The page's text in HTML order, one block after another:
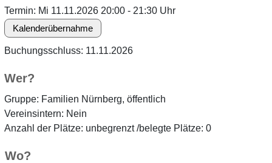
Termin: Mi 11.11.2026 20:00 - 21:30 Uhr
Buchungsschluss: 11.11.2026
Wer?
Gruppe: Familien Nürnberg, öffentlich
Vereinsintern: Nein
Anzahl der Plätze: unbegrenzt /belegte Plätze: 0
Wo?